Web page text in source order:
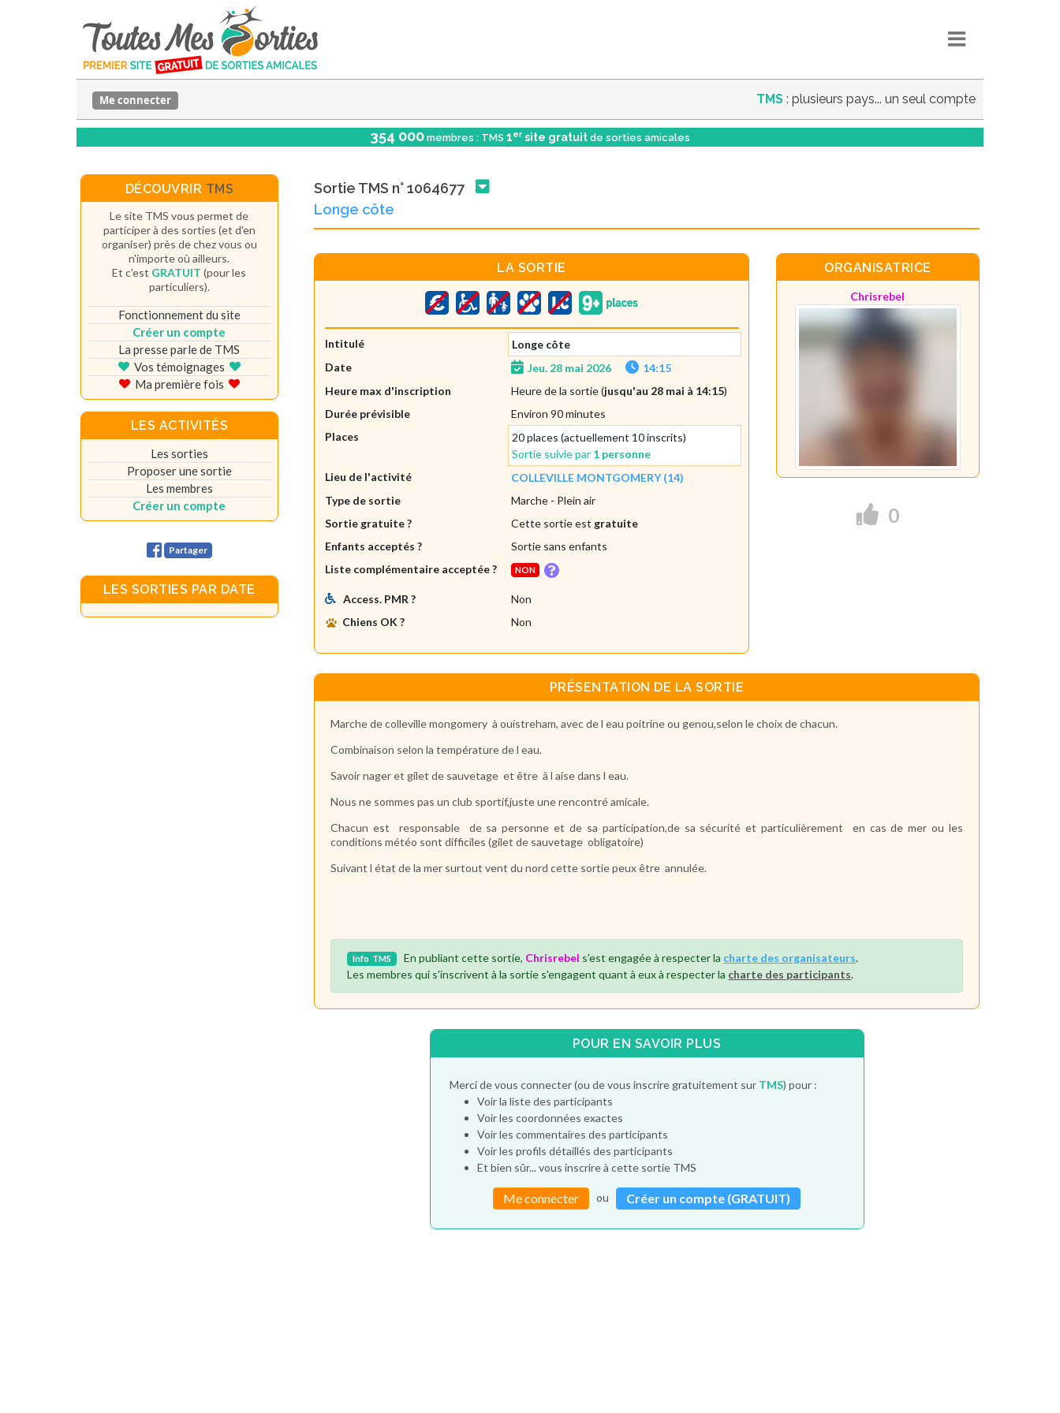
TMS : plusieurs pays... un seul compte
Me connecter
354 000 membres : TMS 1er site gratuit de sorties amicales
Sortie TMS n° 1064677
Longe côte
LA SORTIE
Intitulé
Longe côte
Date
Jeu. 28 mai 2026
14:15
Heure max d'inscription
Heure de la sortie (jusqu'au 28 mai à 14:15)
Durée prévisible
Environ 90 minutes
Places
20 places (actuellement 10 inscrits)
Sortie suivie par 1 personne
Lieu de l'activité
COLLEVILLE MONTGOMERY (14)
Type de sortie
Marche - Plein air
Sortie gratuite ?
Cette sortie est gratuite
Enfants acceptés ?
Sortie sans enfants
Liste complémentaire acceptée ?
NON
Access. PMR ?
Non
Chiens OK ?
Non
ORGANISATRICE
Chrisrebel
0
PRÉSENTATION DE LA SORTIE
Marche de colleville mongomery à ouistreham, avec de l eau poitrine ou genou,selon le choix de chacun.
Combinaison selon la température de l eau.
Savoir nager et gilet de sauvetage et être à l aise dans l eau.
Nous ne sommes pas un club sportif,juste une rencontré amicale.
Chacun est responsable de sa personne et de sa participation,de sa sécurité et particulièrement en cas de mer ou les
conditions météo sont difficiles (gilet de sauvetage obligatoire)
Suivant l état de la mer surtout vent du nord cette sortie peux être annulée.
Info TMS En publiant cette sortie, Chrisrebel s'est engagée à respecter la charte des organisateurs.
Les membres qui s'inscrivent à la sortie s'engagent quant à eux à respecter la charte des participants.
POUR EN SAVOIR PLUS
Merci de vous connecter (ou de vous inscrire gratuitement sur TMS) pour :
Voir la liste des participants
Voir les coordonnées exactes
Voir les commentaires des participants
Voir les profils détaillés des participants
Et bien sûr... vous inscrire à cette sortie TMS
Me connecter ou Créer un compte (GRATUIT)
DÉCOUVRIR TMS
Le site TMS vous permet de
participer à des sorties (et d'en
organiser) près de chez vous ou
n'importe où ailleurs.
Et c'est GRATUIT (pour les
particuliers).
Fonctionnement du site
Créer un compte
La presse parle de TMS
Vos témoignages
Ma première fois
LES ACTIVITÉS
Les sorties
Proposer une sortie
Les membres
Créer un compte
Partager
LES SORTIES PAR DATE